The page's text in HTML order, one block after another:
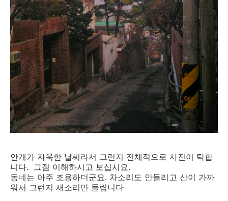
안개가 자욱한 날씨라서 그런지 전체적으로 사진이 탁합
니다. 그점 이해하시고 보십시요.
동네는 아주 조용하더군요. 차소리도 안들리고 산이 가까
워서 그런지 새소리만 들립니다